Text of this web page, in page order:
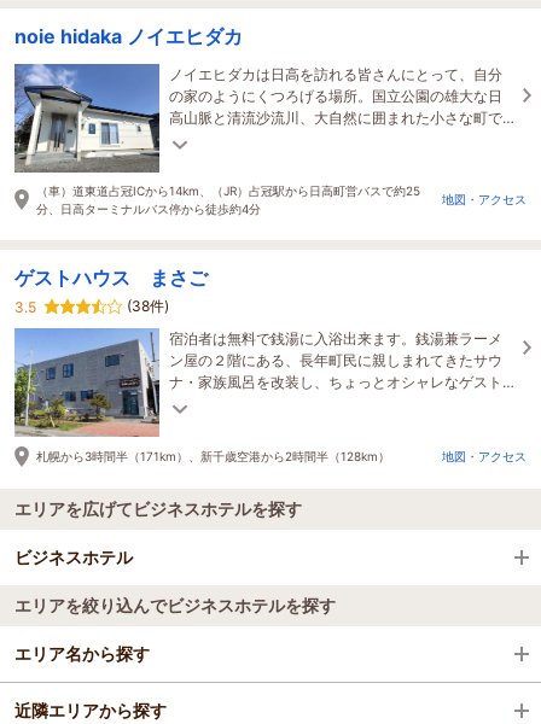
noie hidaka ノイエヒダカ
ノイエヒダカは日高を訪れる皆さんにとって、自分
の家のようにくつろげる場所。国立公園の雄大な日
高山脈と清流沙流川、大自然に囲まれた小さな町で
しかできない体験や暮らしを、一緒に楽しみましょ
（車）道東道占冠ICから14km、（JR）占冠駅から日高町営バスで約25
分、日高ターミナルバス停から徒歩約4分
地図・アクセス
ゲストハウス まさご
3.5
(38件)
宿泊者は無料で銭湯に入浴出来ます。銭湯兼ラーメ
ン屋の２階にある、長年町民に親しまれてきたサウ
ナ・家族風呂を改装し、ちょっとオシャレなゲスト
ハウスに生まれ変わりました。
札幌から3時間半（171km）、新千歳空港から2時間半（128km） 地図・アクセス
エリアを広げてビジネスホテルを探す
ビジネスホテル
全国のビジネスホテル
エリアを絞り込んでビジネスホテルを探す
エリア名から探す
日高・えりも
近隣エリアから探す